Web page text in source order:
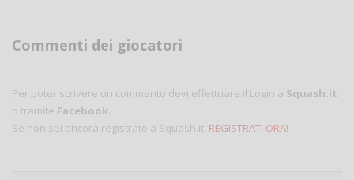
Commenti dei giocatori
Per poter scrivere un commento devi effettuare il Login a Squash.it
o tramite Facebook.
Se non sei ancora registrato a Squash.it, REGISTRATI ORA!